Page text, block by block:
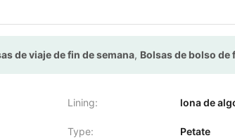
de viaje de fin de semana, Bolsas de bolso de
Lining: lona de
Type: Petate